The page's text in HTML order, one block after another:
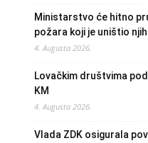
Ministarstvo će hitno
požara koji je uništio
4. Augusta 2026.
Lovačkim društvima
KM
4. Augusta 2026.
Vlada ZDK osigurala